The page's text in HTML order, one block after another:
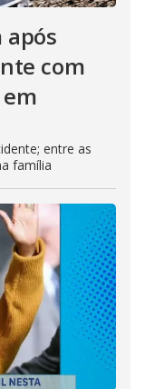
após
com
entre as
família